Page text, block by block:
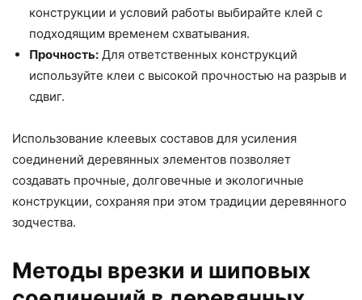
конструкции и условий работы выбирайте клей с
подходящим временем схватывания.
Прочность: Для ответственных конструкций
используйте клеи с высокой прочностью на разрыв и
сдвиг.
Использование клеевых составов для усиления
соединений деревянных элементов позволяет
создавать прочные, долговечные и экологичные
конструкции, сохраняя при этом традиции деревянного
зодчества.
Методы врезки и шиповых